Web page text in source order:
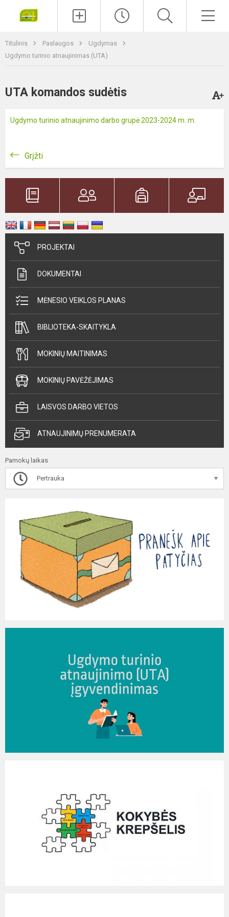
Titulinis Paslaugos
Ugdymas
Ugdymo turinio atnaujinimas (UTA)
UTA komandos sudėtis
Ugdymo turinio atnaujinimo darbo grupė 2023-2024 m. m.
Grįžti
PROJEKTAI
DOKUMENTAI
MĖNESIO VEIKLOS PLANAS
BIBLIOTEKA-SKAITYKLA
MOKINIŲ MAITINIMAS
MOKINIŲ PAVĖŽĖJIMAS
LAISVOS DARBO VIETOS
ATNAUJINIMŲ PRENUMERATA
Pamokų laikas
Pertrauka